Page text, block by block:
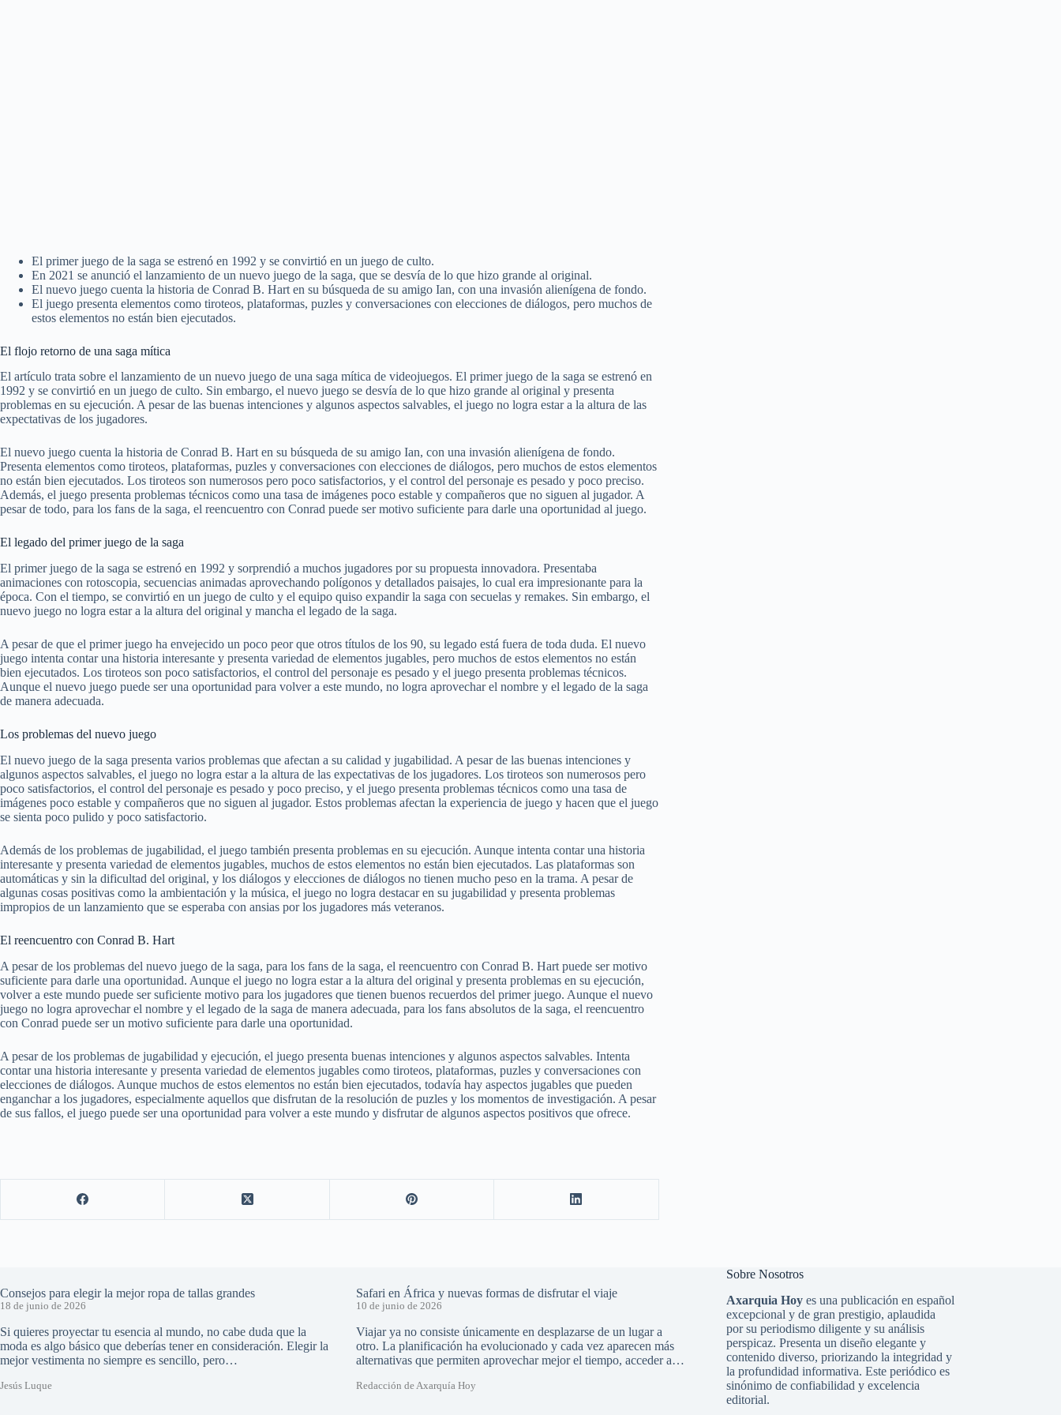
El primer juego de la saga se estrenó en 1992 y se convirtió en un juego de culto.
En 2021 se anunció el lanzamiento de un nuevo juego de la saga, que se desvía de lo que hizo grande al original.
El nuevo juego cuenta la historia de Conrad B. Hart en su búsqueda de su amigo Ian, con una invasión alienígena de fondo.
El juego presenta elementos como tiroteos, plataformas, puzles y conversaciones con elecciones de diálogos, pero muchos de
estos elementos no están bien ejecutados.
El flojo retorno de una saga mítica
El artículo trata sobre el lanzamiento de un nuevo juego de una saga mítica de videojuegos. El primer juego de la saga se estrenó en
1992 y se convirtió en un juego de culto. Sin embargo, el nuevo juego se desvía de lo que hizo grande al original y presenta
problemas en su ejecución. A pesar de las buenas intenciones y algunos aspectos salvables, el juego no logra estar a la altura de las
expectativas de los jugadores.
El nuevo juego cuenta la historia de Conrad B. Hart en su búsqueda de su amigo Ian, con una invasión alienígena de fondo.
Presenta elementos como tiroteos, plataformas, puzles y conversaciones con elecciones de diálogos, pero muchos de estos elementos
no están bien ejecutados. Los tiroteos son numerosos pero poco satisfactorios, y el control del personaje es pesado y poco preciso.
Además, el juego presenta problemas técnicos como una tasa de imágenes poco estable y compañeros que no siguen al jugador. A
pesar de todo, para los fans de la saga, el reencuentro con Conrad puede ser motivo suficiente para darle una oportunidad al juego.
El legado del primer juego de la saga
El primer juego de la saga se estrenó en 1992 y sorprendió a muchos jugadores por su propuesta innovadora. Presentaba
animaciones con rotoscopia, secuencias animadas aprovechando polígonos y detallados paisajes, lo cual era impresionante para la
época. Con el tiempo, se convirtió en un juego de culto y el equipo quiso expandir la saga con secuelas y remakes. Sin embargo, el
nuevo juego no logra estar a la altura del original y mancha el legado de la saga.
A pesar de que el primer juego ha envejecido un poco peor que otros títulos de los 90, su legado está fuera de toda duda. El nuevo
juego intenta contar una historia interesante y presenta variedad de elementos jugables, pero muchos de estos elementos no están
bien ejecutados. Los tiroteos son poco satisfactorios, el control del personaje es pesado y el juego presenta problemas técnicos.
Aunque el nuevo juego puede ser una oportunidad para volver a este mundo, no logra aprovechar el nombre y el legado de la saga
de manera adecuada.
Los problemas del nuevo juego
El nuevo juego de la saga presenta varios problemas que afectan a su calidad y jugabilidad. A pesar de las buenas intenciones y
algunos aspectos salvables, el juego no logra estar a la altura de las expectativas de los jugadores. Los tiroteos son numerosos pero
poco satisfactorios, el control del personaje es pesado y poco preciso, y el juego presenta problemas técnicos como una tasa de
imágenes poco estable y compañeros que no siguen al jugador. Estos problemas afectan la experiencia de juego y hacen que el juego
se sienta poco pulido y poco satisfactorio.
Además de los problemas de jugabilidad, el juego también presenta problemas en su ejecución. Aunque intenta contar una historia
interesante y presenta variedad de elementos jugables, muchos de estos elementos no están bien ejecutados. Las plataformas son
automáticas y sin la dificultad del original, y los diálogos y elecciones de diálogos no tienen mucho peso en la trama. A pesar de
algunas cosas positivas como la ambientación y la música, el juego no logra destacar en su jugabilidad y presenta problemas
impropios de un lanzamiento que se esperaba con ansias por los jugadores más veteranos.
El reencuentro con Conrad B. Hart
A pesar de los problemas del nuevo juego de la saga, para los fans de la saga, el reencuentro con Conrad B. Hart puede ser motivo
suficiente para darle una oportunidad. Aunque el juego no logra estar a la altura del original y presenta problemas en su ejecución,
volver a este mundo puede ser suficiente motivo para los jugadores que tienen buenos recuerdos del primer juego. Aunque el nuevo
juego no logra aprovechar el nombre y el legado de la saga de manera adecuada, para los fans absolutos de la saga, el reencuentro
con Conrad puede ser un motivo suficiente para darle una oportunidad.
A pesar de los problemas de jugabilidad y ejecución, el juego presenta buenas intenciones y algunos aspectos salvables. Intenta
contar una historia interesante y presenta variedad de elementos jugables como tiroteos, plataformas, puzles y conversaciones con
elecciones de diálogos. Aunque muchos de estos elementos no están bien ejecutados, todavía hay aspectos jugables que pueden
enganchar a los jugadores, especialmente aquellos que disfrutan de la resolución de puzles y los momentos de investigación. A pesar
de sus fallos, el juego puede ser una oportunidad para volver a este mundo y disfrutar de algunos aspectos positivos que ofrece.
Consejos para elegir la mejor ropa de tallas grandes
18 de junio de 2026
Si quieres proyectar tu esencia al mundo, no cabe duda que la
moda es algo básico que deberías tener en consideración. Elegir la
mejor vestimenta no siempre es sencillo, pero…
Jesús Luque
Safari en África y nuevas formas de disfrutar el viaje
10 de junio de 2026
Viajar ya no consiste únicamente en desplazarse de un lugar a
otro. La planificación ha evolucionado y cada vez aparecen más
alternativas que permiten aprovechar mejor el tiempo, acceder a…
Redacción de Axarquía Hoy
Sobre Nosotros
Axarquia Hoyes una publicación en español
excepcional y de gran prestigio, aplaudida
por su periodismo diligente y su análisis
perspicaz. Presenta un diseño elegante y
contenido diverso, priorizando la integridad y
la profundidad informativa. Este periódico es
sinónimo de confiabilidad y excelencia
editorial.